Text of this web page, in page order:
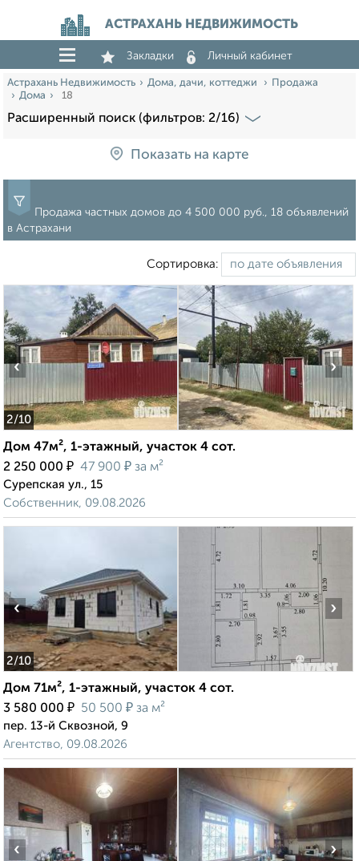
АСТРАХАНЬ НЕДВИЖИМОСТЬ
Закладки Личный кабинет
Астрахань Недвижимость Дома, дачи, коттеджи
Продажа
Дома
18
Расширенный поиск (фильтров: 2/16)
Показать на карте
Продажа частных домов до 4 500 000 руб., 18 объявлений
в Астрахани
Сортировка:
2/10
‹ ›
Дом 47м², 1-этажный, участок 4 сот.
2 250 000 ₽ 47 900 ₽ за м²
Сурепская ул., 15
Собственник, 09.08.2026
2/10
‹ ›
Дом 71м², 1-этажный, участок 4 сот.
3 580 000 ₽ 50 500 ₽ за м²
пер. 13-й Сквозной, 9
Агентство, 09.08.2026
‹ ›